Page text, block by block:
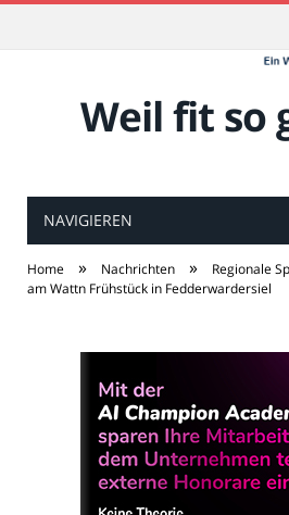
Weil fit so
NAVIGIEREN
Home » Nachrichten »
Regionale
am Wattn Frühstück in Fedderwardersiel